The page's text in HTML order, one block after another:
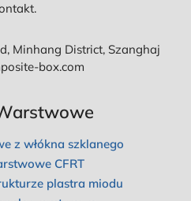
Minhang District, Szanghaj
box.com
z włókna szklanego
CFRT
plastra miodu